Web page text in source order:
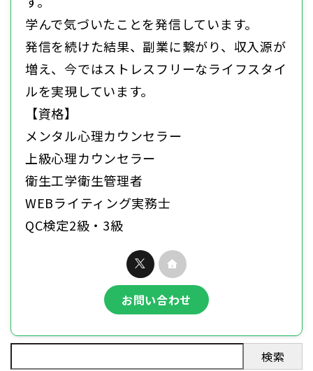
学んで気づいたことを発信しています。
発信を続けた結果、副業に繋がり、収入源が
増え、今ではストレスフリーなライフスタイ
ルを実現しています。
【資格】
メンタル心理カウンセラー
上級心理カウンセラー
衛生工学衛生管理者
WEBライティング実務士
QC検定2級・3級
お問い合わせ
検索